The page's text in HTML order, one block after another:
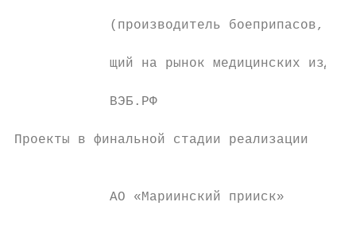
(производитель боеприпасов,
щий на рынок медицинских
            ВЭБ.РФ
Проекты в финальной стадии реализации
            АО «Мариинский прииск»